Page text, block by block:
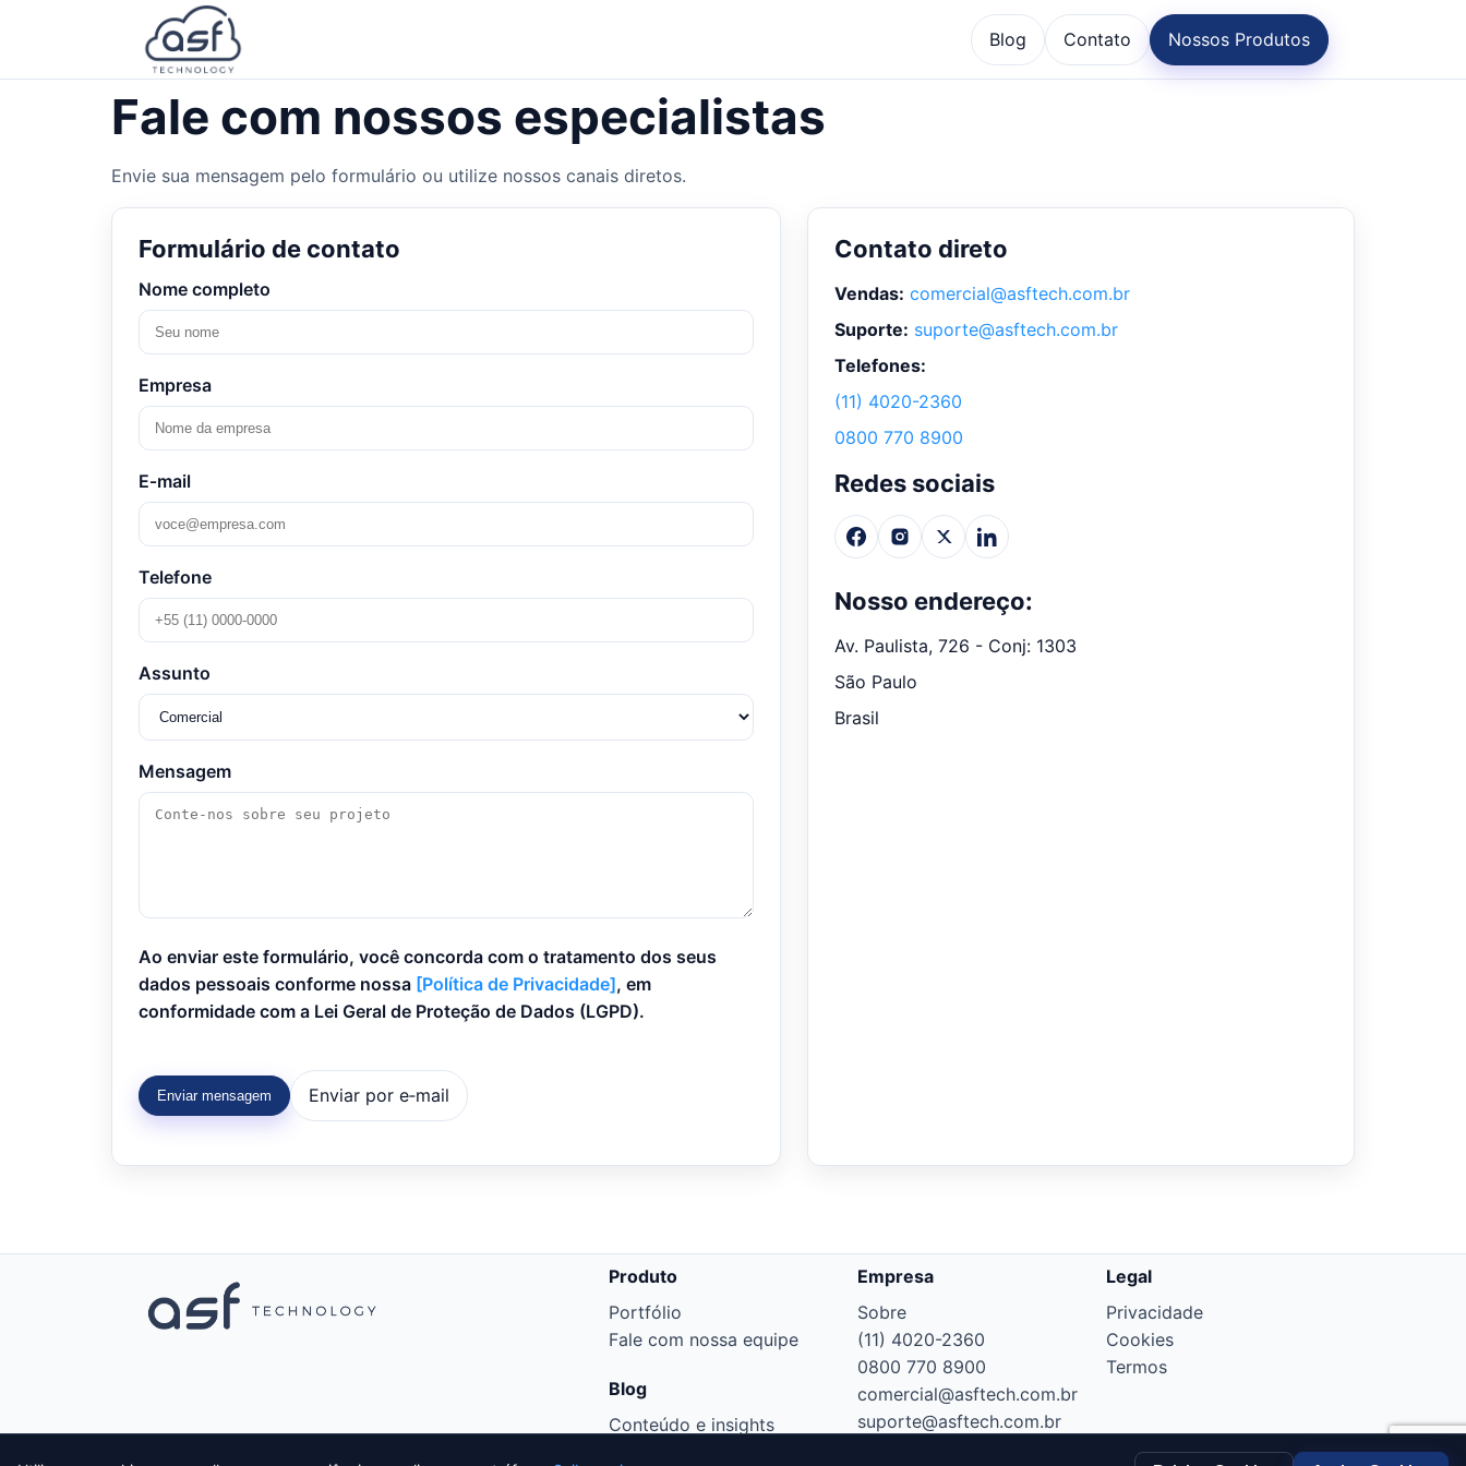
Blog Contato Nossos Produtos
Fale com nossos especialistas
Envie sua mensagem pelo formulário ou utilize nossos canais diretos.
Formulário de contato
Nome completo
Empresa
E‑mail
Telefone
Assunto
Mensagem
Ao enviar este formulário, você concorda com o tratamento dos seus
dados pessoais conforme nossa [Política de Privacidade], em
conformidade com a Lei Geral de Proteção de Dados (LGPD).
Enviar mensagem Enviar por e‑mail
Contato direto
Vendas: comercial@asftech.com.br
Suporte: suporte@asftech.com.br
Telefones:
(11) 4020-2360
0800 770 8900
Redes sociais
Nosso endereço:
Av. Paulista, 726 - Conj: 1303
São Paulo
Brasil
Produto
Portfólio
Fale com nossa equipe
Blog
Conteúdo e insights
Empresa
Sobre
(11) 4020-2360
0800 770 8900
comercial@asftech.com.br
suporte@asftech.com.br
Legal
Privacidade
Cookies
Termos